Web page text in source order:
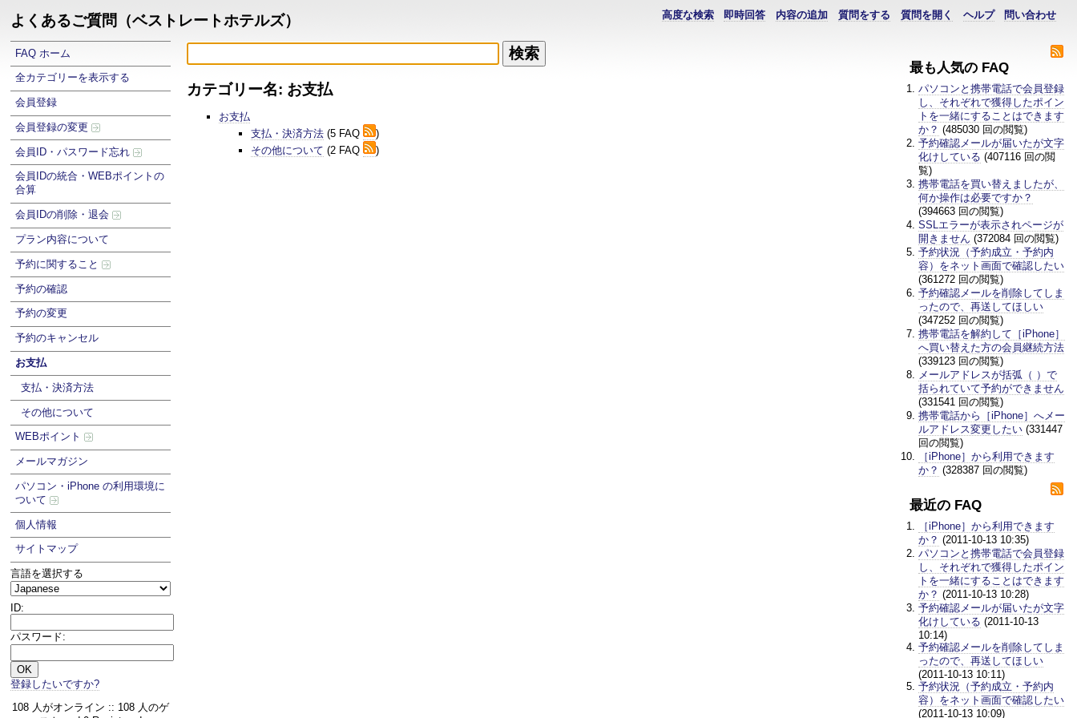
よくあるご質問（ベストレートホテルズ） 問い合わせ
ヘルプ
質問を開く
質問をする
内容の追加
即時回答
高度な検索
FAQ ホーム
全カテゴリーを表示する
会員登録
会員登録の変更
会員ID・パスワード忘れ
会員IDの統合・WEBポイントの
合算
会員IDの削除・退会
プラン内容について
予約に関すること
予約の確認
予約の変更
予約のキャンセル
お支払
支払・決済方法
その他について
WEBポイント
メールマガジン
パソコン・iPhone の利用環境に
ついて
個人情報
サイトマップ
言語を選択する
ID:
パスワード:
登録したいですか?
108 人がオンライン :: 108 人のゲ
最も人気の FAQ
パソコンと携帯電話で会員登録
し、それぞれで獲得したポイン
トを一緒にすることはできます
か？ (485030 回の閲覧)
予約確認メールが届いたが文字
化けしている (407116 回の閲
覧)
携帯電話を買い替えましたが、
何か操作は必要ですか？
(394663 回の閲覧)
SSLエラーが表示されページが
開きません (372084 回の閲覧)
予約状況（予約成立・予約内
容）をネット画面で確認したい
(361272 回の閲覧)
予約確認メールを削除してしま
ったので、再送してほしい
(347252 回の閲覧)
携帯電話を解約して［iPhone］
へ買い替えた方の会員継続方法
(339123 回の閲覧)
メールアドレスが括弧（ ）で
括られていて予約ができません
(331541 回の閲覧)
携帯電話から［iPhone］へメー
ルアドレス変更したい (331447
回の閲覧)
［iPhone］から利用できます
か？ (328387 回の閲覧)
最近の FAQ
［iPhone］から利用できます
か？ (2011-10-13 10:35)
パソコンと携帯電話で会員登録
し、それぞれで獲得したポイン
トを一緒にすることはできます
か？ (2011-10-13 10:28)
予約確認メールが届いたが文字
化けしている (2011-10-13
10:14)
予約確認メールを削除してしま
ったので、再送してほしい
(2011-10-13 10:11)
予約状況（予約成立・予約内
容）をネット画面で確認したい
(2011-10-13 10:09)
カテゴリー名: お支払
お支払
支払・決済方法(5 FAQ
)
その他について (2 FAQ )